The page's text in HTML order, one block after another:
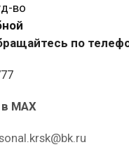
во
по
MAX